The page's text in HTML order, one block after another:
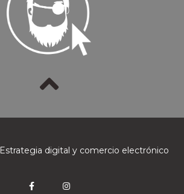
Estrategia digital y comercio electrónico